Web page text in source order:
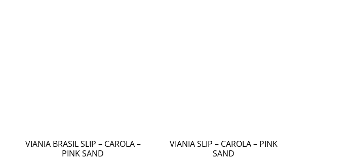
VIANIA BRASIL SLIP – CAROLA –
PINK SAND
VIANIA SLIP – CAROLA – PINK
SAND